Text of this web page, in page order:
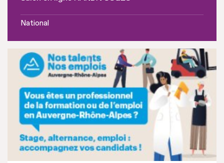
National